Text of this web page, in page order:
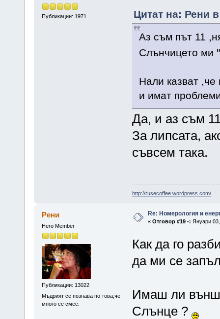
Публикации: 1971
Цитат на: Рени
Аз съм път 11
Слънчицето
Нали казват
и имат
Да, и аз съм
За липсата,
съвсем така.
http://rusecoffee.wordpress.com/
Рени
Hero Member
Публикации: 13022
Мъдрият се познава по това,че
много се смее.
Re: Номерология и
« Отговор #19 -: Януари
Как да го
да ми се
Имаш ли
Слънце ?